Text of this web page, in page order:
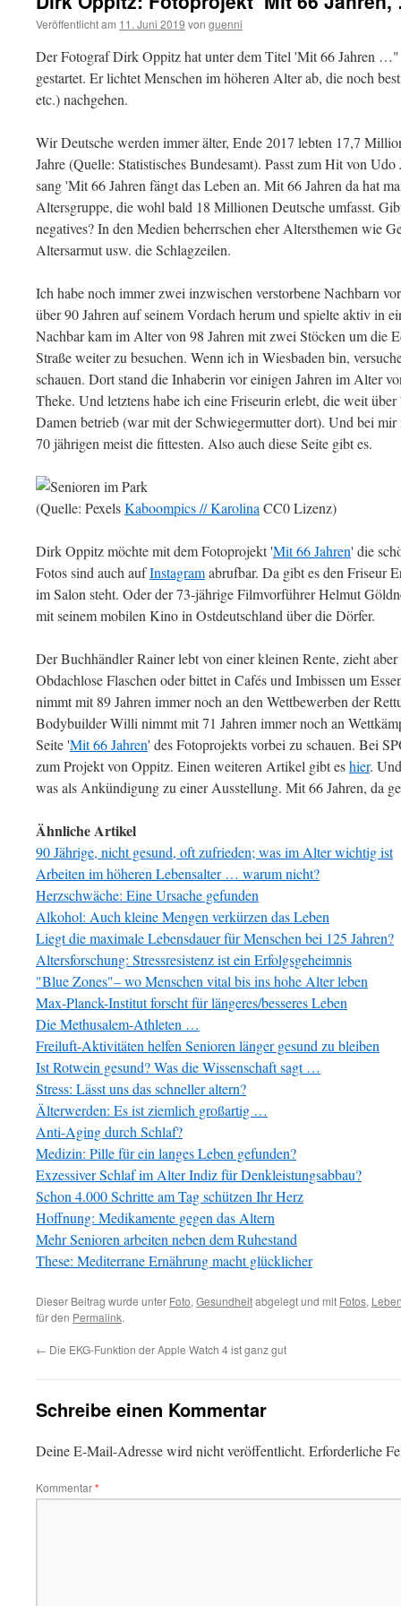
Veröffentlicht am 11. Juni 2019 von guenni
Der Fotograf Dirk Oppitz hat unter dem Titel 'Mit 66 Jahren …"
gestartet. Er lichtet Menschen im höheren Alter ab, die noch
etc.) nachgehen.
Wir Deutsche werden immer älter, Ende 2017 lebten 17,7
Jahre (Quelle: Statistisches Bundesamt). Passt zum Hit von Udo
sang 'Mit 66 Jahren fängt das Leben an. Mit 66 Jahren da hat
Altersgruppe, die wohl bald 18 Millionen Deutsche umfasst.
negatives? In den Medien beherrschen eher Altersthemen wie
Altersarmut usw. die Schlagzeilen.
Ich habe noch immer zwei inzwischen verstorbene Nachbarn
über 90 Jahren auf seinem Vordach herum und spielte aktiv in
Nachbar kam im Alter von 98 Jahren mit zwei Stöcken um die
Straße weiter zu besuchen. Wenn ich in Wiesbaden bin,
schauen. Dort stand die Inhaberin vor einigen Jahren im Alter
Theke. Und letztens habe ich eine Friseurin erlebt, die weit
Damen betrieb (war mit der Schwiegermutter dort). Und bei
70 jährigen meist die fittesten. Also auch diese Seite gibt es.
(Quelle: PexelsKaboompics // Karolina CC0 Lizenz)
Dirk Oppitz möchte mit dem Fotoprojekt 'Mit 66 Jahren' die
Fotos sind auch aufInstagramabrufbar. Da gibt es den Friseur
im Salon steht. Oder der 73-jährige Filmvorführer Helmut
mit seinem mobilen Kino in Ostdeutschland über die Dörfer.
Der Buchhändler Rainer lebt von einer kleinen Rente, zieht
Obdachlose Flaschen oder bittet in Cafés und Imbissen um
nimmt mit 89 Jahren immer noch an den Wettbewerben der
Bodybuilder Willi nimmt mit 71 Jahren immer noch an
Seite 'Mit 66 Jahren' des Fotoprojekts vorbei zu schauen. Bei
zum Projekt von Oppitz. Einen weiteren Artikel gibt eshier.
was als Ankündigung zu einer Ausstellung. Mit 66 Jahren, da
Ähnliche Artikel
90 Jährige, nicht gesund, oft zufrieden; was im Alter wichtig ist
Arbeiten im höheren Lebensalter … warum nicht?
Herzschwäche: Eine Ursache gefunden
Alkohol: Auch kleine Mengen verkürzen das Leben
Liegt die maximale Lebensdauer für Menschen bei 125 Jahren?
Altersforschung: Stressresistenz ist ein Erfolgsgeheimnis
"Blue Zones"– wo Menschen vital bis ins hohe Alter leben
Max-Planck-Institut forscht für längeres/besseres Leben
Die Methusalem-Athleten …
Freiluft-Aktivitäten helfen Senioren länger gesund zu bleiben
Ist Rotwein gesund? Was die Wissenschaft sagt …
Stress: Lässt uns das schneller altern?
Älterwerden: Es ist ziemlich großartig …
Anti-Aging durch Schlaf?
Medizin: Pille für ein langes Leben gefunden?
Exzessiver Schlaf im Alter Indiz für Denkleistungsabbau?
Schon 4.000 Schritte am Tag schützen Ihr Herz
Hoffnung: Medikamente gegen das Altern
Mehr Senioren arbeiten neben dem Ruhestand
These: Mediterrane Ernährung macht glücklicher
Dieser Beitrag wurde unter Foto, Gesundheitabgelegt und mit Fotos,
für den Permalink.
← Die EKG-Funktion der Apple Watch 4 ist ganz gut
Schreibe einen Kommentar
Deine E-Mail-Adresse wird nicht veröffentlicht. Erforderliche
Kommentar*